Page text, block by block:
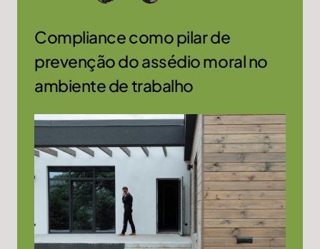
Compliance como pilar de
prevenção do assédio moral no
ambiente de trabalho